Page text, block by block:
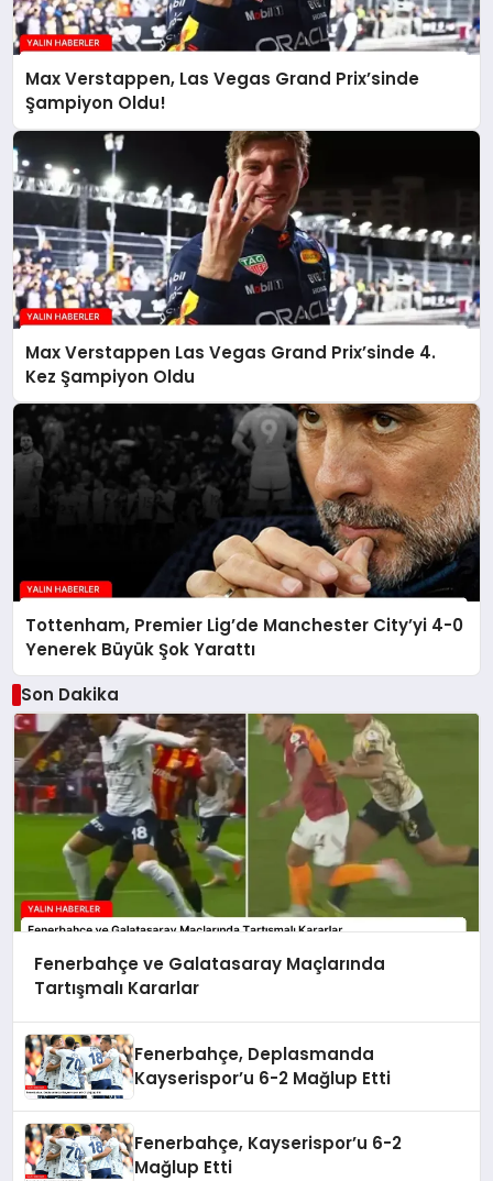
Max Verstappen, Las Vegas Grand Prix’sinde
Şampiyon Oldu!
Max Verstappen Las Vegas Grand Prix’sinde 4.
Kez Şampiyon Oldu
Tottenham, Premier Lig’de Manchester City’yi 4-0
Yenerek Büyük Şok Yarattı
Son Dakika
Fenerbahçe ve Galatasaray Maçlarında
Tartışmalı Kararlar
Fenerbahçe, Deplasmanda
Kayserispor’u 6-2 Mağlup Etti
Fenerbahçe, Kayserispor’u 6-2
Mağlup Etti